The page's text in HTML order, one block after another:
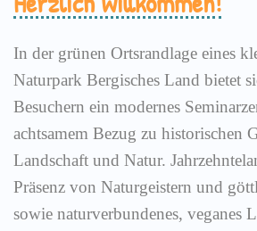
In der grünen Ortsrandlage eines
Naturpark Bergisches Land bietet
Besuchern ein modernes
achtsamem Bezug zu historischen
Landschaft und Natur.
Präsenz von Naturgeistern und
sowie naturverbundenes, veganes